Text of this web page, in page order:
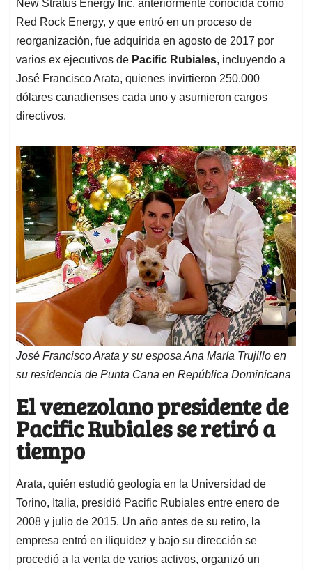
New Stratus Energy Inc, anteriormente conocida como
Red Rock Energy, y que entró en un proceso de
reorganización, fue adquirida en agosto de 2017 por
varios ex ejecutivos de Pacific Rubiales, incluyendo a
José Francisco Arata, quienes invirtieron 250.000
dólares canadienses cada uno y asumieron cargos
directivos.
José Francisco Arata y su esposa Ana María Trujillo en
su residencia de Punta Cana en República Dominicana
El venezolano presidente de
Pacific Rubiales se retiró a
tiempo
Arata, quién estudió geología en la Universidad de
Torino, Italia, presidió Pacific Rubiales entre enero de
2008 y julio de 2015. Un año antes de su retiro, la
empresa entró en iliquidez y bajo su dirección se
procedió a la venta de varios activos, organizó un